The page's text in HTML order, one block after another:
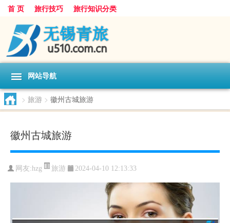
首 页 旅行技巧 旅行知识分类
网站导航
> 旅游 > 徽州古城旅游
徽州古城旅游
网友:hzg 旅游 2024-04-10 12:13:33